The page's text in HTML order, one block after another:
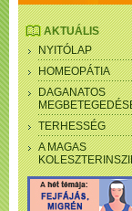
AKTUÁLIS
NYITÓLAP
HOMEOPÁTIA
DAGANATOS
TERHESSÉG
A MAGAS